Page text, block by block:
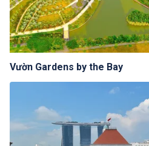
Vườn Gardens by the Bay